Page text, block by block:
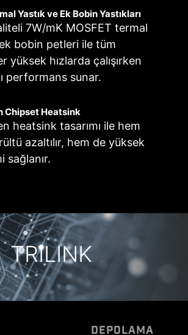
Yastık ve Ek Bobin Yastıkları
7W/mK MOSFET termal
bobin petleri ile tüm
yüksek hızlarda çalışırken
performans sunar.
Chipset Heatsink
heatsink tasarımı ile hem
azaltılır, hem de yüksek
sağlanır.
İÇİN
SIVI SOĞUTUCU İÇİN
adanmış MSI PC
Daha fazla bilgi
BAŞLIĞI
değiştirme olanağı
BIOS değerlerine uyumlandırır.
Kullanıcı Tercihi
kullanıcının belirlediği değerlere
göre değiştirir.
CPU ve GPU sıcaklıklarını
CPU ve GPU sıcaklıklarını
tespit eder ve sistem fanlarını
performans sunar.
TRILINK
DEPOLAMA